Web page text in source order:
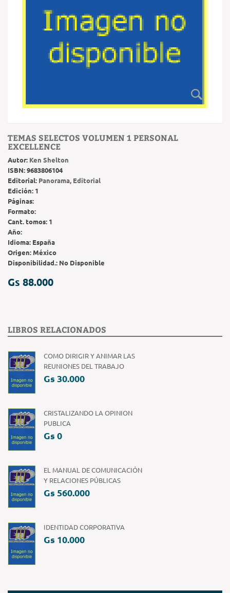
TEMAS SELECTOS VOLUMEN 1 PERSONAL
EXCELLENCE
Autor: Ken Shelton
ISBN:9683806104
Editorial: Panorama, Editorial
Edición: 1
Páginas:
Formato:
Cant. tomos: 1
Año:
Idioma: España
Origen:México
Disponibilidad.: No Disponible
Gs 88.000
LIBROS RELACIONADOS
COMO DIRIGIR Y ANIMAR LAS
REUNIONES DEL TRABAJO
Gs 30.000
CRISTALIZANDO LA OPINION
PUBLICA
Gs 0
EL MANUAL DE COMUNICACIÓN
Y RELACIONES PÚBLICAS
Gs 560.000
IDENTIDAD CORPORATIVA
Gs 10.000